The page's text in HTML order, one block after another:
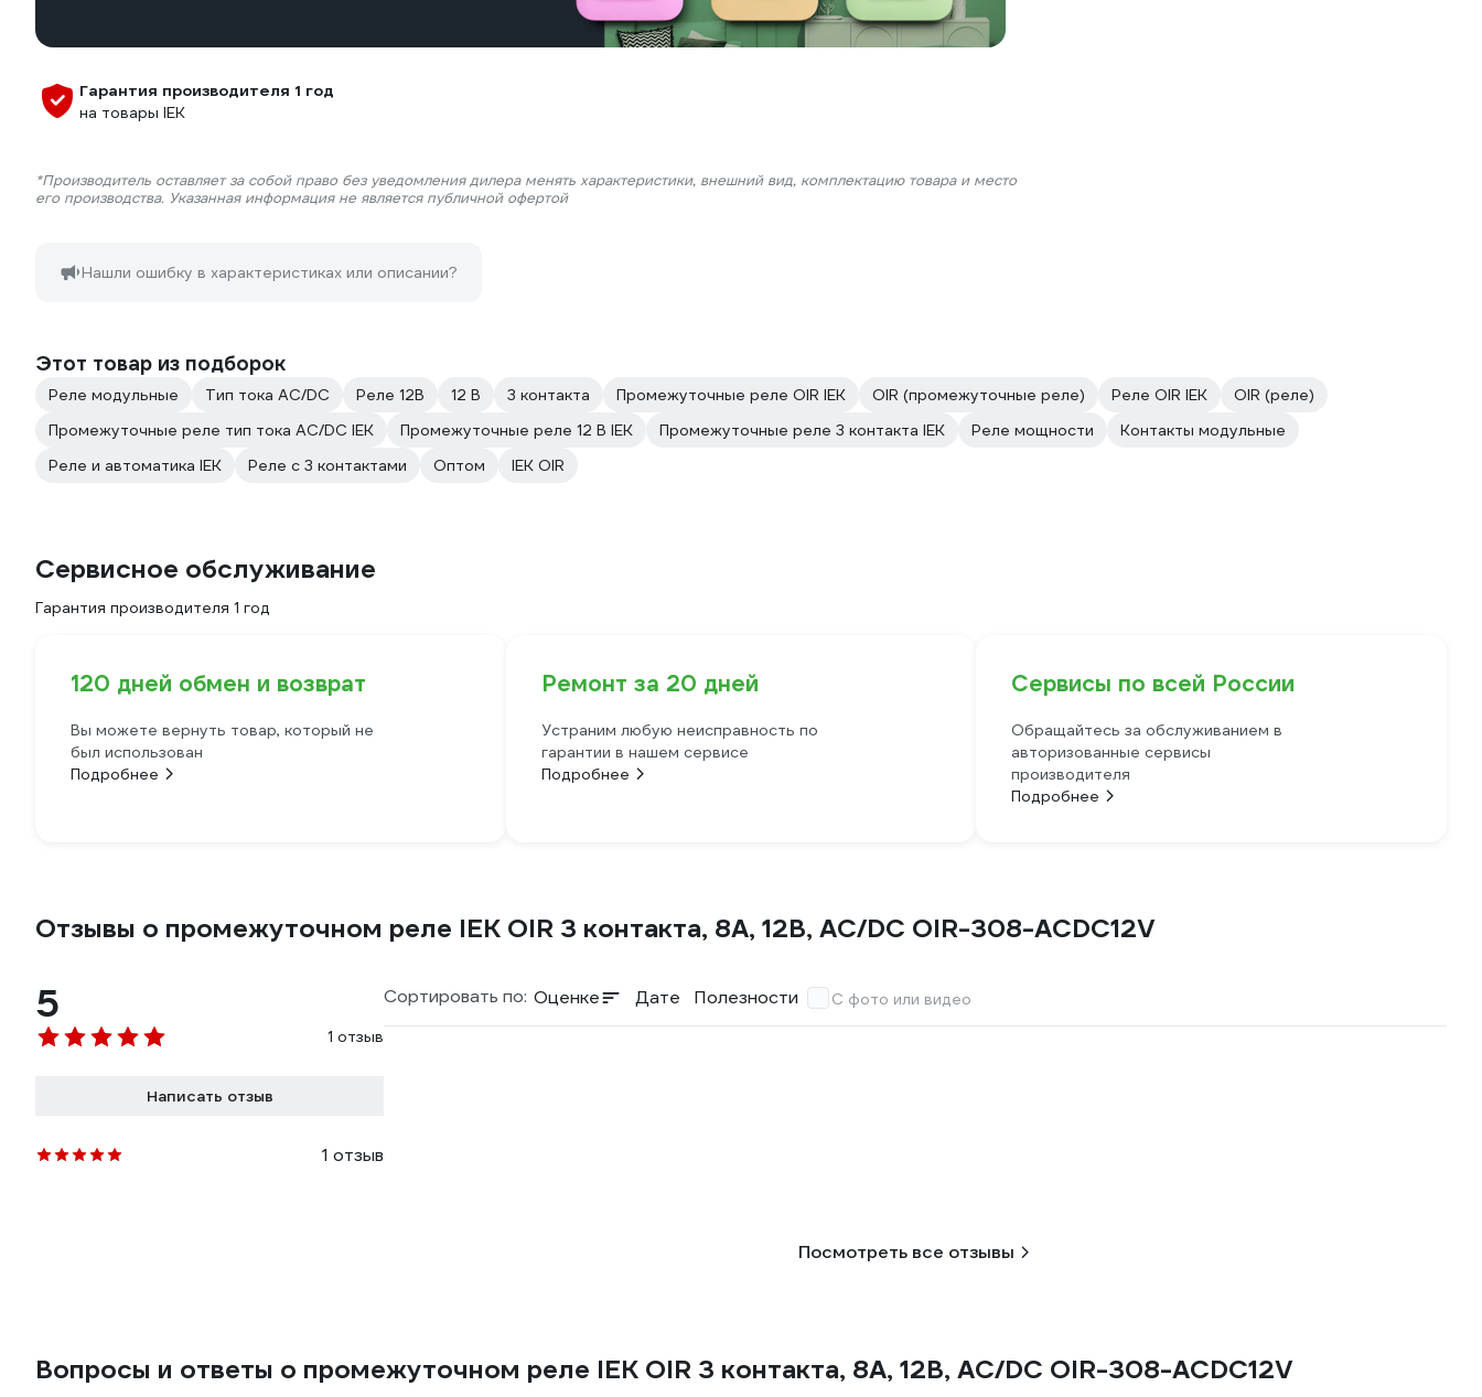
Гарантия производителя 1 год
на товары IEK
*Производитель оставляет за собой право без уведомления дилера менять характеристики, внешний вид, комплектацию товара и место
его производства. Указанная информация не является публичной офертой
Нашли ошибку в характеристиках или описании?
Этот товар из подборок
Реле модульные Тип тока AC/DC Реле 12В 12 В 3 контакта Промежуточные реле OIR IEK OIR (промежуточные реле) Реле OIR IEK
OIR (реле)
Промежуточные реле тип тока AC/DC IEK
Промежуточные реле 12 В IEK Промежуточные реле 3 контакта IEK Реле мощности
Контакты модульные
Реле и автоматика IEK
Реле с 3 контактами Оптом IEK OIR
Сервисное обслуживание
Гарантия производителя 1 год
120 дней обмен и возврат
Вы можете вернуть товар, который не
был использован
Подробнее
Ремонт за 20 дней
Устраним любую неисправность по
гарантии в нашем сервисе
Подробнее
Сервисы по всей России
Обращайтесь за обслуживанием в
авторизованные сервисы
производителя
Подробнее
Отзывы о промежуточном реле IEK OIR 3 контакта, 8А, 12В, AC/DC OIR-308-ACDC12V
5
1 отзыв
Написать отзыв
1 отзыв
Сортировать по: Оценке Дате Полезности С фото или видео
Посмотреть все отзывы
Вопросы и ответы о промежуточном реле IEK OIR 3 контакта, 8А, 12В, AC/DC OIR-308-ACDC12V